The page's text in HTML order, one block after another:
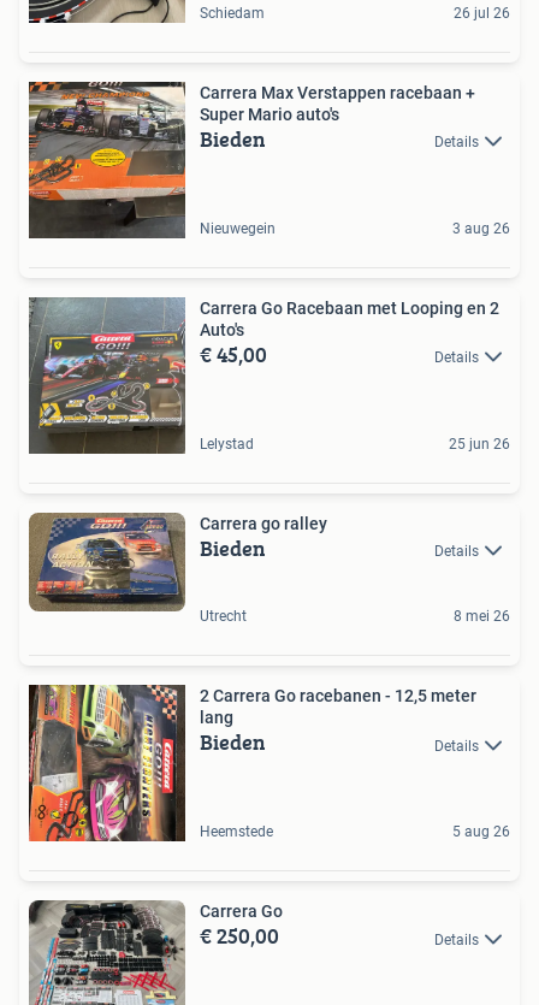
Schiedam 26 jul 26
Carrera Max Verstappen racebaan +
Super Mario auto's
Bieden Details
Nieuwegein 3 aug 26
Carrera Go Racebaan met Looping en 2
Auto's
€ 45,00 Details
Lelystad 25 jun 26
Carrera go ralley
Bieden Details
Utrecht 8 mei 26
2 Carrera Go racebanen - 12,5 meter
lang
Bieden Details
Heemstede 5 aug 26
Carrera Go
€ 250,00 Details